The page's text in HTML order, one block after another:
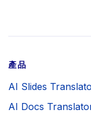
產品
AI Slides
AI Docs